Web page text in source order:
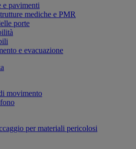
e pavimenti
mediche e PMR
porte
e evacuazione
movimento
per materiali pericolosi